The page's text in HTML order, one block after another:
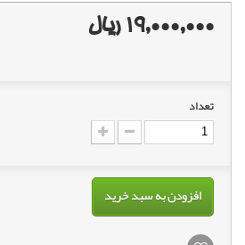
19,000,000 ریال
تعداد
افزودن به سبد خرید